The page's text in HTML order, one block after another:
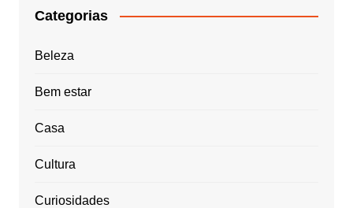
Categorias
Beleza
Bem estar
Casa
Cultura
Curiosidades